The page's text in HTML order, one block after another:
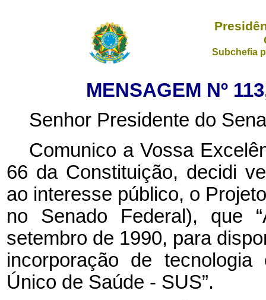
Subchefia
MENSAGEM Nº
Senhor Presidente do
Comunico a Vossa
66 da Constituição, decidi
ao interesse público, o
no Senado Federal), que
setembro de 1990, para
incorporação de
Único de Saúde - SUS”.